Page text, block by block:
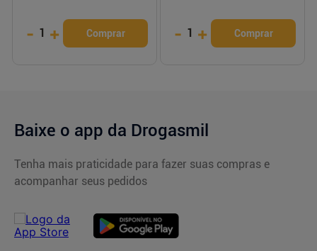
- 1 + Comprar - 1 + Comprar
Baixe o app da Drogasmil
Tenha mais praticidade para fazer suas compras e
acompanhar seus pedidos